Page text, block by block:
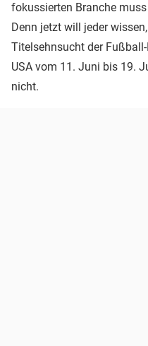
fokussierten Branche
Denn jetzt will jeder
Titelsehnsucht der
USA vom 11. Juni bis 19.
nicht.